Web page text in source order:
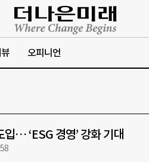
오피니언
… ‘ESG 경영’ 강화 기대